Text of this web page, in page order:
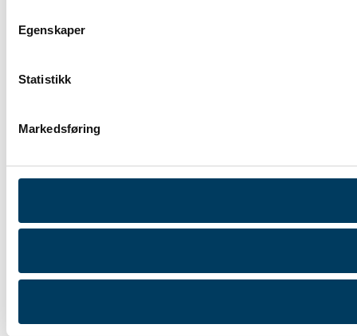
Egenskaper
Statistikk
Markedsføring